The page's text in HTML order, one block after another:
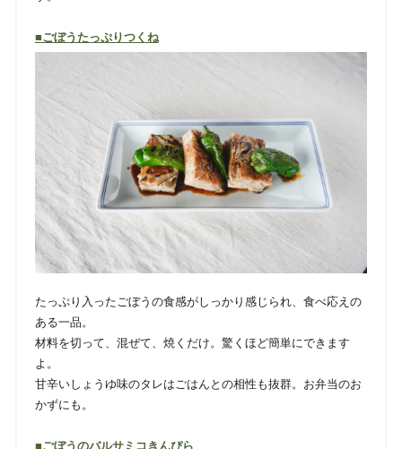
■ごぼうたっぷりつくね
たっぷり入ったごぼうの食感がしっかり感じられ、食べ応えの
ある一品。
材料を切って、混ぜて、焼くだけ。驚くほど簡単にできます
よ。
甘辛いしょうゆ味のタレはごはんとの相性も抜群。お弁当のお
かずにも。
■ごぼうのバルサミコきんぴら